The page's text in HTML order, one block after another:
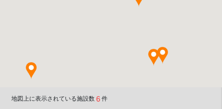
地図上に表示されている施設数 6 件